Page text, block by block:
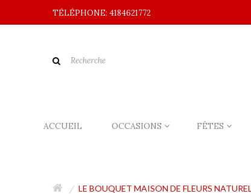
TÉLÉPHONE: 4184621772
ACCUEIL OCCASIONS FÊTES
LE BOUQUET MAISON DE FLEURS